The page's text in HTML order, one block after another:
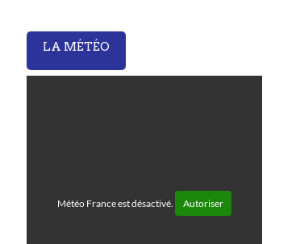
LA MÉTÉO
Météo France est désactivé. Autoriser